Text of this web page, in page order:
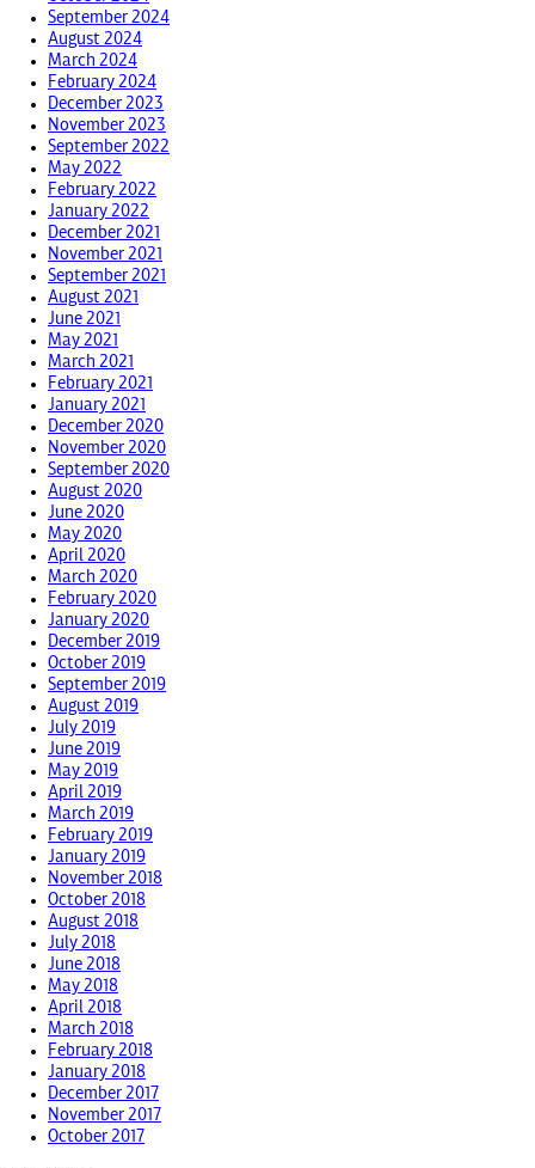
September 2024
August 2024
March 2024
February 2024
December 2023
November 2023
September 2022
May 2022
February 2022
January 2022
December 2021
November 2021
September 2021
August 2021
June 2021
May 2021
March 2021
February 2021
January 2021
December 2020
November 2020
September 2020
August 2020
June 2020
May 2020
April 2020
March 2020
February 2020
January 2020
December 2019
October 2019
September 2019
August 2019
July 2019
June 2019
May 2019
April 2019
March 2019
February 2019
January 2019
November 2018
October 2018
August 2018
July 2018
June 2018
May 2018
April 2018
March 2018
February 2018
January 2018
December 2017
November 2017
October 2017